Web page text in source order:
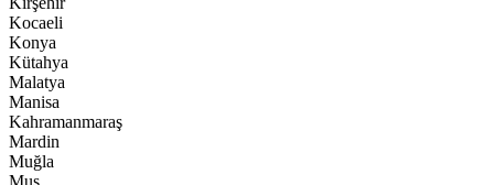
Kocaeli
Konya
Kütahya
Malatya
Manisa
Kahramanmaraş
Mardin
Muğla
Muş